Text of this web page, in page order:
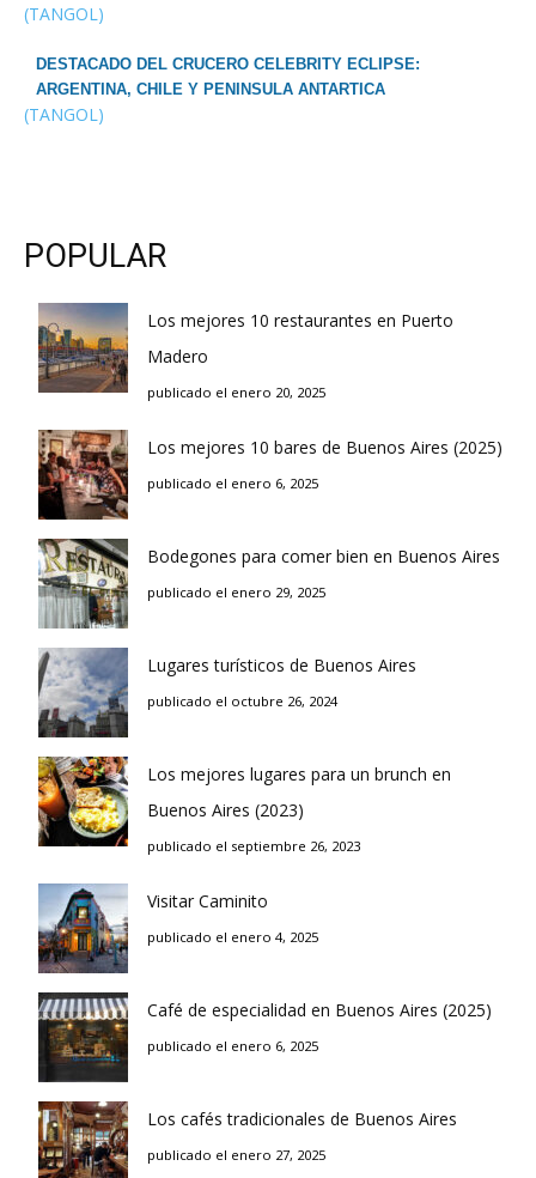
(TANGOL)
DESTACADO DEL CRUCERO CELEBRITY ECLIPSE:
ARGENTINA, CHILE Y PENINSULA ANTARTICA
(TANGOL)
POPULAR
Los mejores 10 restaurantes en Puerto
Madero
publicado el enero 20, 2025
Los mejores 10 bares de Buenos Aires (2025)
publicado el enero 6, 2025
Bodegones para comer bien en Buenos Aires
publicado el enero 29, 2025
Lugares turísticos de Buenos Aires
publicado el octubre 26, 2024
Los mejores lugares para un brunch en
Buenos Aires (2023)
publicado el septiembre 26, 2023
Visitar Caminito
publicado el enero 4, 2025
Café de especialidad en Buenos Aires (2025)
publicado el enero 6, 2025
Los cafés tradicionales de Buenos Aires
publicado el enero 27, 2025